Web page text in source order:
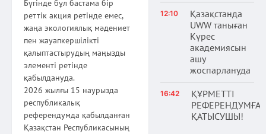
Бүгінде бұл бастама бір
реттік акция ретінде емес,
жаңа экологиялық мәдениет
пен жауапкершілікті
қалыптастырудың маңызды
элементі ретінде
қабылдануда.
2026 жылғы 15 наурызда
республикалық
референдумда қабылданған
Қазақстан Республикасының
12:10
Қазақстанда
UWW таныған
Күрес
академиясын
ашу
жоспарлануда
16:42
ҚҰРМЕТТІ
РЕФЕРЕНДУМҒА
ҚАТЫСУШЫ!